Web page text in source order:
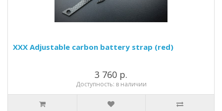
XXX Adjustable carbon battery strap (red)
3 760 р.
Доступность: в наличии